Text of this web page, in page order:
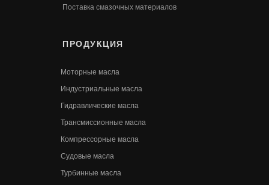
Поставка смазочных материалов
ПРОДУКЦИЯ
Моторные масла
Индустриальные масла
Гидравлические масла
Трансмиссионные масла
Компрессорные масла
Судовые масла
Турбинные масла